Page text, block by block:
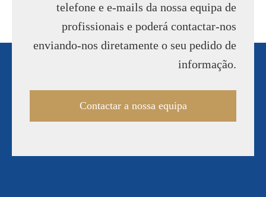
telefone e e-mails da nossa equipa de
profissionais e poderá contactar-nos
enviando-nos diretamente o seu pedido de
informação.
Contactar a nossa equipa